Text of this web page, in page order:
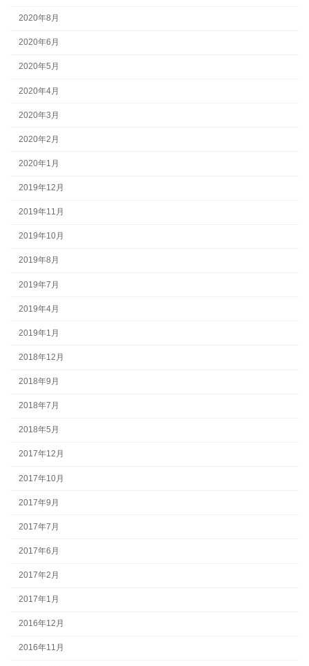
2020年8月
2020年6月
2020年5月
2020年4月
2020年3月
2020年2月
2020年1月
2019年12月
2019年11月
2019年10月
2019年8月
2019年7月
2019年4月
2019年1月
2018年12月
2018年9月
2018年7月
2018年5月
2017年12月
2017年10月
2017年9月
2017年7月
2017年6月
2017年2月
2017年1月
2016年12月
2016年11月